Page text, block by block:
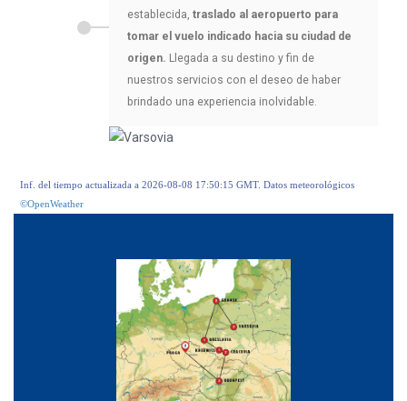
establecida, traslado al aeropuerto para
tomar el vuelo indicado hacia su ciudad de
origen. Llegada a su destino y fin de
nuestros servicios con el deseo de haber
brindado una experiencia inolvidable.
Inf. del tiempo actualizada a 2026-08-08 17:50:15 GMT. Datos meteorológicos
©OpenWeather